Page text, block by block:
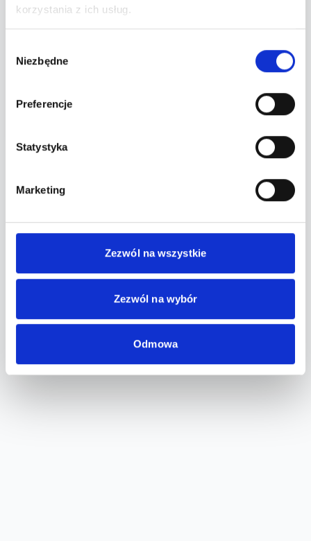
korzystania z ich usług.
zgody
Niezbędne
Preferencje
Statystyka
Marketing
Zezwól na wszystkie
Zezwól na wybór
Odmowa
Wybierz bilety po lewej stronie.